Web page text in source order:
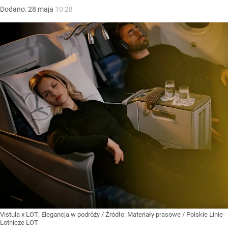
Dodano:28 maja 10:28
Vistula x LOT: Elegancja w podróży / Źródło: Materiały prasowe / Polskie Linie
Lotnicze LOT